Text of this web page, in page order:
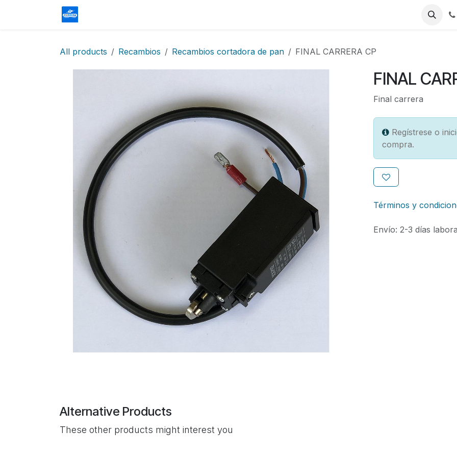
All products Recambios Recambios cortadora de pan FINAL CARRERA CP
FINAL
Final carrera
Regístrese o
compra.
Términos y
Envío: 2-3 días
Alternative Products
These other products might interest you